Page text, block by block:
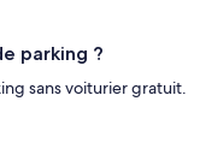
parking ?
sans voiturier gratuit.